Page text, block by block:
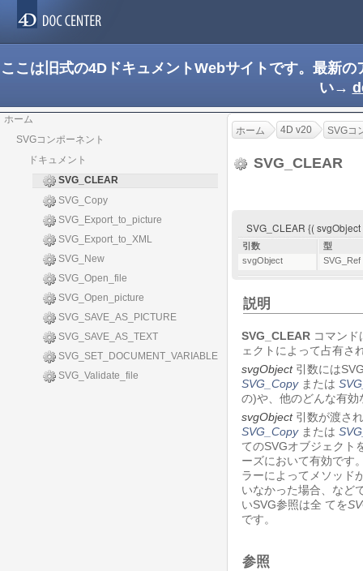
ここは旧式の4DドキュメントWebサイトです。最新
い→
ホーム
SVGコンポーネント
ドキュメント
SVG_CLEAR
SVG_Copy
SVG_Export_to_picture
SVG_Export_to_XML
SVG_New
SVG_Open_file
SVG_Open_picture
SVG_SAVE_AS_PICTURE
SVG_SAVE_AS_TEXT
SVG_SET_DOCUMENT_VARIABLE
SVG_Validate_file
ホーム 4D v20 SVGコ
SVG_CLEAR
SVG_CLEAR {(
引数
型
svgObject
SVG_Ref
説明
SVG_CLEAR コマンド
ェクトによって占有さ
svgObject引数には
SVG_Copyまたは
の)や、他のどんな有
svgObject引数が渡さ
SVG_Copyまたは
てのSVGオブジェクト
ーズにおいて有効です
ラーによってメソッド
いなかった場合、など
いSVG参照は全 てを
です。
参照